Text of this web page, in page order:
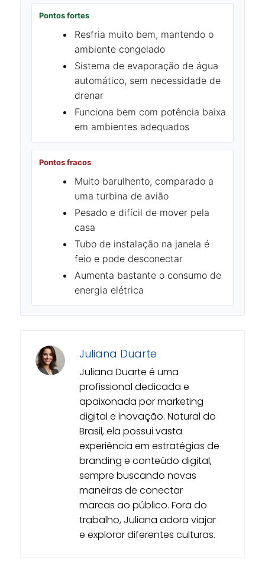
Pontos fortes
Resfria muito bem, mantendo o
ambiente congelado
Sistema de evaporação de água
automático, sem necessidade de
drenar
Funciona bem com potência baixa
em ambientes adequados
Pontos fracos
Muito barulhento, comparado a
uma turbina de avião
Pesado e difícil de mover pela
casa
Tubo de instalação na janela é
feio e pode desconectar
Aumenta bastante o consumo de
energia elétrica
Juliana Duarte
Juliana Duarte é uma
profissional dedicada e
apaixonada por marketing
digital e inovação. Natural do
Brasil, ela possui vasta
experiência em estratégias de
branding e conteúdo digital,
sempre buscando novas
maneiras de conectar
marcas ao público. Fora do
trabalho, Juliana adora viajar
e explorar diferentes culturas.